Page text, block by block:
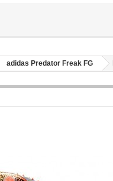
adidas Predator Freak FG